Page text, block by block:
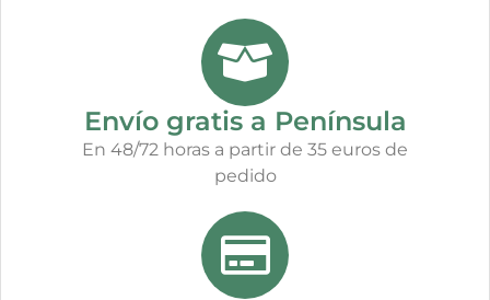
Envío gratis a Península
En 48/72 horas a partir de 35 euros de
pedido